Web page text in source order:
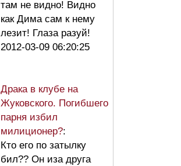
там не видно! Видно
как Дима сам к нему
лезит! Глаза разуй!
2012-03-09 06:20:25
Драка в клубе на
Жуковского. Погибшего
парня избил
милиционер?:
Кто его по затылку
бил?? Он иза друга